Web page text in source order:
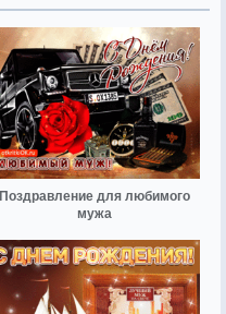
Поздравление для любимого
мужа